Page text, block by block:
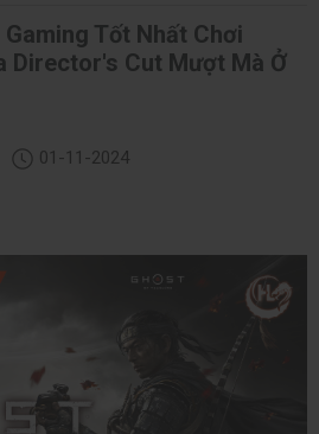
Tốt Nhất Chơi
Director's Cut Mượt Mà Ở
01-11-2024